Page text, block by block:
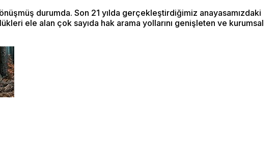
durumda. Son 21 yılda gerçekleştirdiğimiz anayasamızdaki
ele alan çok sayıda hak arama yollarını genişleten ve kurumsal